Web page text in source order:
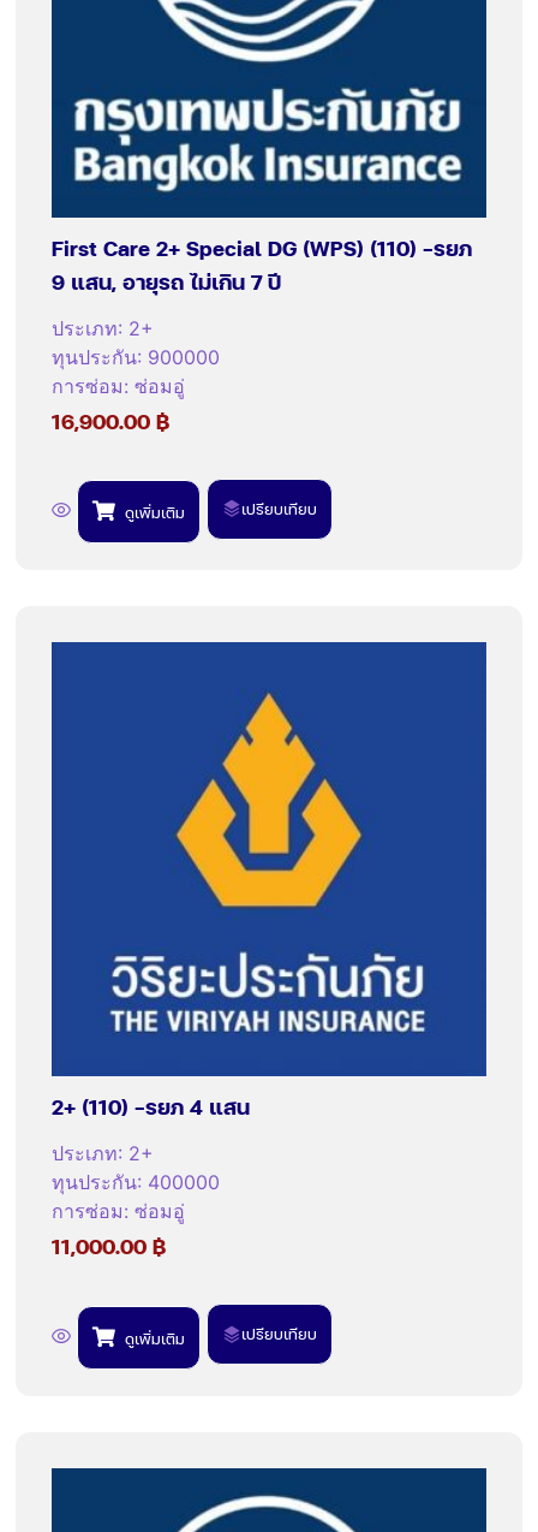
First Care 2+ Special DG (WPS) (110) -รยภ
9 แสน, อายุรถ ไม่เกิน 7 ปี
ประเภท: 2+
ทุนประกัน: 900000
การซ่อม:ซ่อมอู่
16,900.00฿
ดูเพิ่มเติม เปรียบเทียบ
2+ (110) -รยภ 4 แสน
ประเภท: 2+
ทุนประกัน: 400000
การซ่อม:ซ่อมอู่
11,000.00฿
ดูเพิ่มเติม เปรียบเทียบ